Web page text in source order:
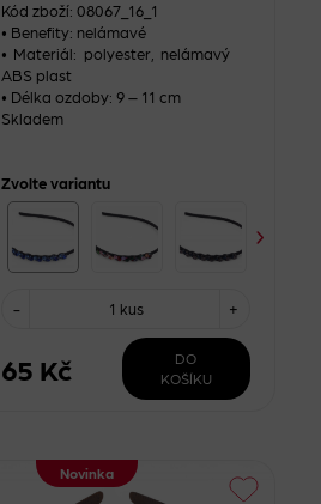
Kód zboží: 08067_16_1
• Benefity: nelámavé
• Materiál: polyester, nelámavý
ABS plast
• Délka ozdoby: 9 – 11 cm
Skladem
Zvolte variantu
- +
1 kus
65 Kč
DO
KOŠÍKU
Novinka